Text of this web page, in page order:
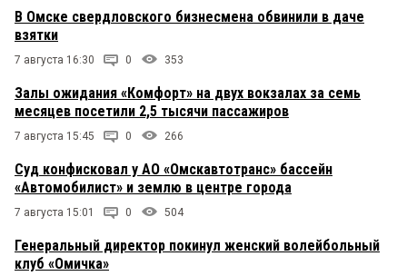
В Омске свердловского бизнесмена обвинили в даче
взятки
7 августа 16:30 0 353
Залы ожидания «Комфорт» на двух вокзалах за семь
месяцев посетили 2,5 тысячи пассажиров
7 августа 15:45 0 266
Суд конфисковал у АО «Омскавтотранс» бассейн
«Автомобилист» и землю в центре города
7 августа 15:01 0 504
Генеральный директор покинул женский волейбольный
клуб «Омичка»